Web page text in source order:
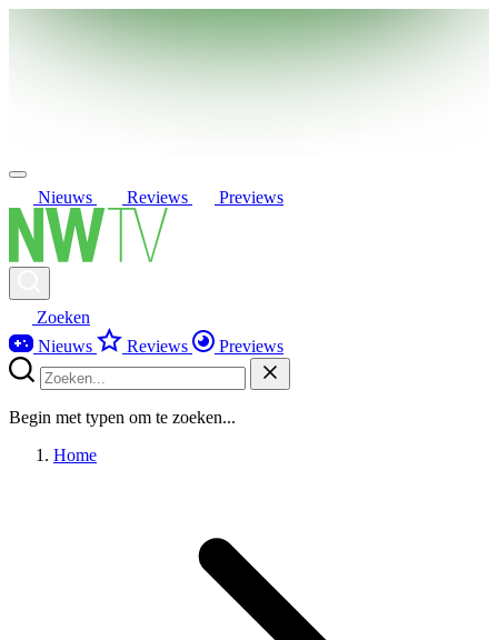
Nieuws Reviews Previews
Zoeken
Nieuws
Reviews Previews
Begin met typen om te zoeken...
Home